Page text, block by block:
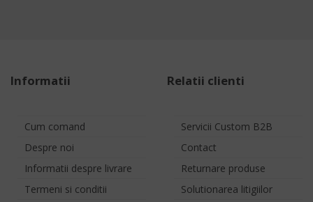
Informatii
Cum comand
Despre noi
Informatii despre livrare
Termeni si conditii
Relatii clienti
Servicii Custom B2B
Contact
Returnare produse
Solutionarea litigiilor